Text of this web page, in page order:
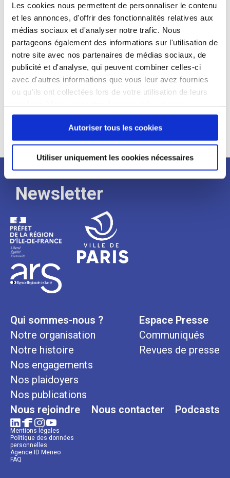
Les cookies nous permettent de personnaliser le contenu
et les annonces, d'offrir des fonctionnalités relatives aux
médias sociaux et d'analyser notre trafic. Nous
partageons également des informations sur l'utilisation de
notre site avec nos partenaires de médias sociaux, de
publicité et d'analyse, qui peuvent combiner celles-ci
avec d'autres informations que vous leur avez fournies
ou qu'ils ont collectées lors de votre utilisation de leurs
continuez à utiliser notre site Web.
Autoriser tous les cookies
Utiliser uniquement les cookies nécessaires
Profil recherché :
Expérience :
Processus
de
recrutement
Newsletter
Qui sommes-nous ?
Notre organisation
Notre histoire
Nos engagements
Nos plaidoyers
Nos publications
Espace Presse
Communiqués
Revues de presse
Nous rejoindre Nous contacter Podcasts
Mentions légales
Politique des données
personnelles
Agence ID Meneo
FAQ